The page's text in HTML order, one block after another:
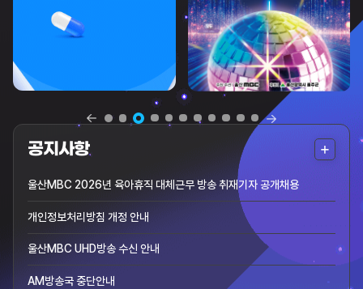
공지사항
울산MBC 2026년 육아휴직 대체근무 방송 취재기자 공개채용
개인정보처리방침 개정 안내
울산MBC UHD방송 수신 안내
AM방송국 중단안내
더